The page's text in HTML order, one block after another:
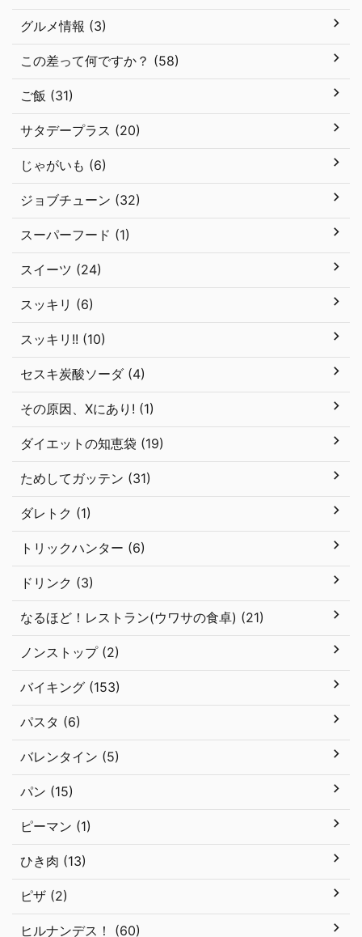
グルメ情報 (3)
この差って何ですか？ (58)
ご飯 (31)
サタデープラス (20)
じゃがいも (6)
ジョブチューン (32)
スーパーフード (1)
スイーツ (24)
スッキリ (6)
スッキリ!! (10)
セスキ炭酸ソーダ (4)
その原因、Xにあり! (1)
ダイエットの知恵袋 (19)
ためしてガッテン (31)
ダレトク (1)
トリックハンター (6)
ドリンク (3)
なるほど！レストラン(ウワサの食卓) (21)
ノンストップ (2)
バイキング (153)
パスタ (6)
バレンタイン (5)
パン (15)
ピーマン (1)
ひき肉 (13)
ピザ (2)
ヒルナンデス！ (60)